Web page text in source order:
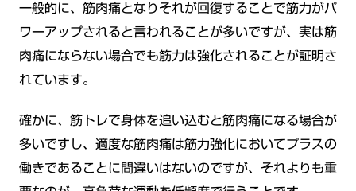
一般的に、筋肉痛となりそれが回復することで筋力がパ
ワーアップされると言われることが多いですが、実は筋
肉痛にならない場合でも筋力は強化されることが証明さ
れています。
確かに、筋トレで身体を追い込むと筋肉痛になる場合が
多いですし、適度な筋肉痛は筋力強化においてプラスの
働きであることに間違いはないのですが、それよりも重